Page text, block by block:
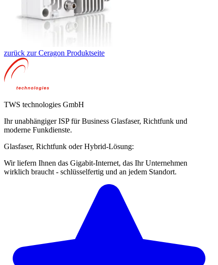
zurück zur Ceragon Produktseite
TWS technologies GmbH
Ihr unabhängiger ISP für Business Glasfaser, Richtfunk und
moderne Funkdienste.
Glasfaser, Richtfunk oder Hybrid-Lösung:
Wir liefern Ihnen das Gigabit-Internet, das Ihr Unternehmen
wirklich braucht - schlüsselfertig und an jedem Standort.